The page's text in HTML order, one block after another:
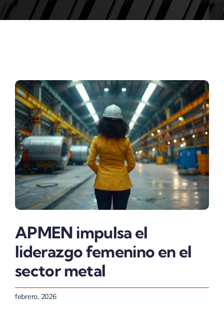
APMEN impulsa el
liderazgo femenino en el
sector metal
febrero, 2026